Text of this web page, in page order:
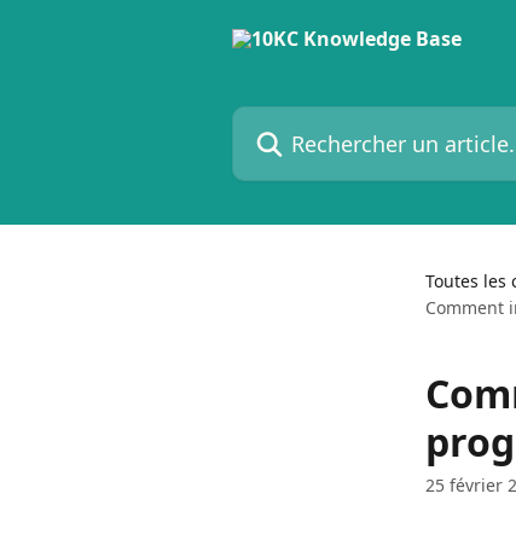
Rechercher un article...
Toutes les
Comment
25 février